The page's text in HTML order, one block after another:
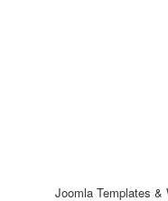
Joomla Templates &